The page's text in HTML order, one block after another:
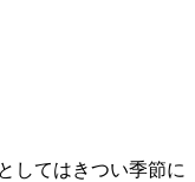
してはきつい季節に